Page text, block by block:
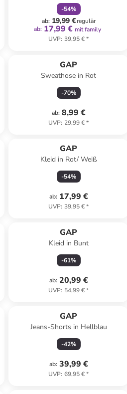
-54%
ab: 19,99 €regulär
ab: 17,99 € mit family
UVP: 39,95 €*
GAP
Sweathose in Rot
-70%
ab: 8,99 €
UVP: 29,99 €*
GAP
Kleid in Rot/ Weiß
-54%
ab: 17,99 €
UVP: 39,95 €*
GAP
Kleid in Bunt
-61%
ab: 20,99 €
UVP: 54,99 €*
GAP
Jeans-Shorts in Hellblau
-42%
ab: 39,99 €
UVP: 69,95 €*